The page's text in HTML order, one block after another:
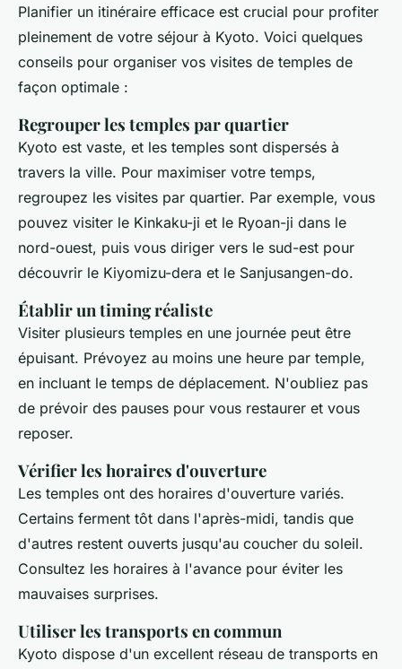
Planifier un itinéraire efficace est crucial pour profiter
pleinement de votre séjour à Kyoto. Voici quelques
conseils pour organiser vos visites de temples de
façon optimale :
Regrouper les temples par quartier
Kyoto est vaste, et les temples sont dispersés à
travers la ville. Pour maximiser votre temps,
regroupez les visites par quartier. Par exemple, vous
pouvez visiter le Kinkaku-ji et le Ryoan-ji dans le
nord-ouest, puis vous diriger vers le sud-est pour
découvrir le Kiyomizu-dera et le Sanjusangen-do.
Établir un timing réaliste
Visiter plusieurs temples en une journée peut être
épuisant. Prévoyez au moins une heure par temple,
en incluant le temps de déplacement. N'oubliez pas
de prévoir des pauses pour vous restaurer et vous
reposer.
Vérifier les horaires d'ouverture
Les temples ont des horaires d'ouverture variés.
Certains ferment tôt dans l'après-midi, tandis que
d'autres restent ouverts jusqu'au coucher du soleil.
Consultez les horaires à l'avance pour éviter les
mauvaises surprises.
Utiliser les transports en commun
Kyoto dispose d'un excellent réseau de transports en